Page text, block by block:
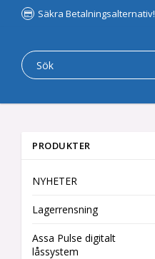
Säkra Betalningsalternativ!
PRODUKTER
NYHETER
Lagerrensning
Assa Pulse digitalt
låssystem